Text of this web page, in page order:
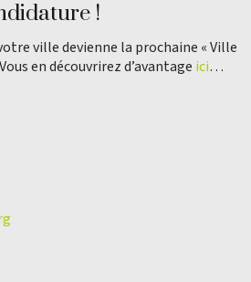
!
ville devienne la prochaine « Ville
en découvrirez d’avantage ici…